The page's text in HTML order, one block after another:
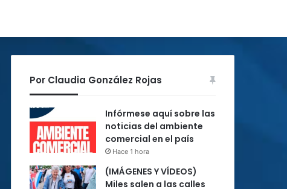
Por Claudia González Rojas
Infórmese aquí sobre las
noticias del ambiente
comercial en el país
Hace 1 hora
(IMÁGENES Y VÍDEOS)
Miles salen a las calles